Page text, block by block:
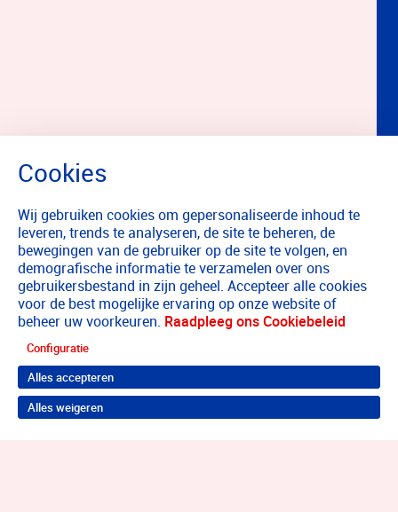
Wij gebruiken cookies om gepersonaliseerde inhoud te
leveren, trends te analyseren, de site te beheren, de
bewegingen van de gebruiker op de site te volgen, en
demografische informatie te verzamelen over ons
gebruikersbestand in zijn geheel. Accepteer alle cookies
voor de best mogelijke ervaring op onze website of
beheer uw voorkeuren. Raadpleeg ons Cookiebeleid
Configuratie
Alles accepteren
Alles weigeren